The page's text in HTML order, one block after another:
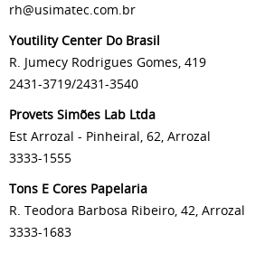
rh@usimatec.com.br
Youtility Center Do Brasil
R. Jumecy Rodrigues Gomes, 419
2431-3719/2431-3540
Provets Simões Lab Ltda
Est Arrozal - Pinheiral, 62, Arrozal
3333-1555
Tons E Cores Papelaria
R. Teodora Barbosa Ribeiro, 42, Arrozal
3333-1683